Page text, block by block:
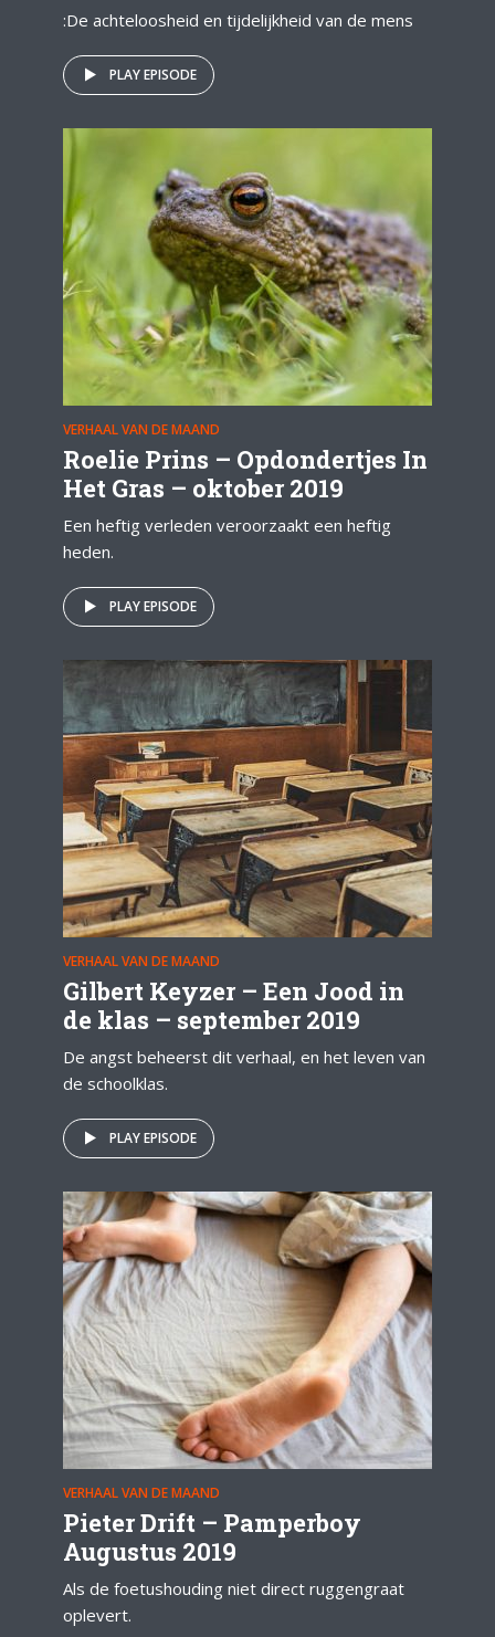
:De achteloosheid en tijdelijkheid van de mens
PLAY EPISODE
VERHAAL VAN DE MAAND
Roelie Prins – Opdondertjes In
Het Gras – oktober 2019
Een heftig verleden veroorzaakt een heftig
heden.
PLAY EPISODE
VERHAAL VAN DE MAAND
Gilbert Keyzer – Een Jood in
de klas – september 2019
De angst beheerst dit verhaal, en het leven van
de schoolklas.
PLAY EPISODE
VERHAAL VAN DE MAAND
Pieter Drift – Pamperboy
Augustus 2019
Als de foetushouding niet direct ruggengraat
oplevert.